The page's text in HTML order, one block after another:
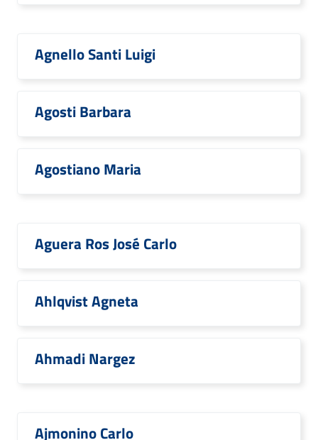
Agnello Santi Luigi
Agosti Barbara
Agostiano Maria
Aguera Ros José Carlo
Ahlqvist Agneta
Ahmadi Nargez
Ajmonino Carlo